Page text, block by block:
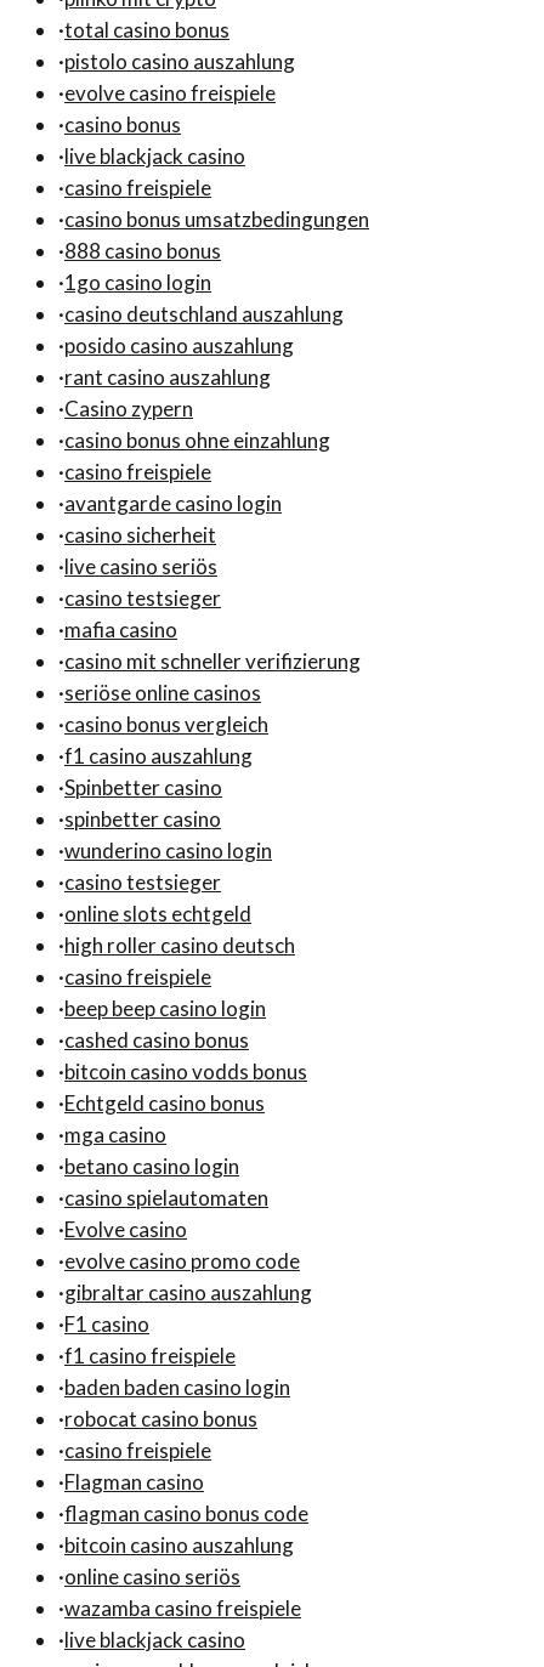
·total casino bonus
·pistolo casino auszahlung
·evolve casino freispiele
·casino bonus
·live blackjack casino
·casino freispiele
·casino bonus umsatzbedingungen
·888 casino bonus
·1go casino login
·casino deutschland auszahlung
·posido casino auszahlung
·rant casino auszahlung
·Casino zypern
·casino bonus ohne einzahlung
·casino freispiele
·avantgarde casino login
·casino sicherheit
·live casino seriös
·casino testsieger
·mafia casino
·casino mit schneller verifizierung
·seriöse online casinos
·casino bonus vergleich
·f1 casino auszahlung
·Spinbetter casino
·spinbetter casino
·wunderino casino login
·casino testsieger
·online slots echtgeld
·high roller casino deutsch
·casino freispiele
·beep beep casino login
·cashed casino bonus
·bitcoin casino vodds bonus
·Echtgeld casino bonus
·mga casino
·betano casino login
·casino spielautomaten
·Evolve casino
·evolve casino promo code
·gibraltar casino auszahlung
·F1 casino
·f1 casino freispiele
·baden baden casino login
·robocat casino bonus
·casino freispiele
·Flagman casino
·flagman casino bonus code
·bitcoin casino auszahlung
·online casino seriös
·wazamba casino freispiele
·live blackjack casino